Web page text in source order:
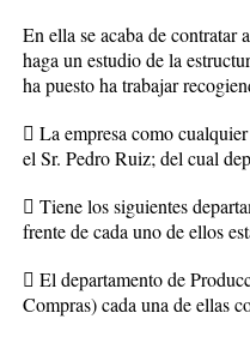
En ella se acaba de contratar
haga un estudio de la
ha puesto ha trabajar
 La empresa como
el Sr. Pedro Ruiz; del cual
 Tiene los siguientes
frente de cada uno de ellos
 El departamento de
Compras) cada una de ellas